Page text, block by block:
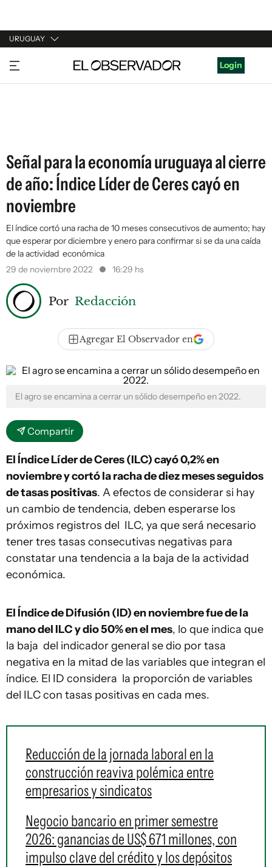
URUGUAY
URUGUAY
ARGENTINA
Login
Señal para la economía uruguaya al cierre
de año: Índice Líder de Ceres cayó en
noviembre
El índice cortó una racha de 10 meses consecutivos de aumento; hay
que esperar por diciembre y enero para confirmar si se da una caída
de la actividad económica
29 de noviembre 2022
16:29 hs
Por Redacción
Agregar El Observador en
El agro se encamina a cerrar un sólido desempeño en 2022.
Compartir
El Índice Líder de Ceres (ILC) cayó 0,2% en
noviembre y cortó la racha de diez meses seguidos
de tasas positivas. A efectos de considerar si hay
un cambio de tendencia, deben esperarse los
próximos registros del ILC, ya que será necesario
tener tres tasas consecutivas negativas para
constatar una tendencia a la baja de la actividad
económica.
El Índice de Difusión (ID) en noviembre fue de la
mano del ILC y dio 50% en el mes, lo que indica que
la baja del indicador general se dio por tasa
negativa en la mitad de las variables que integran el
índice. El ID considera la proporción de variables
del ILC con tasas positivas en cada mes.
Reducción de la jornada laboral en la
construcción reaviva polémica entre
empresarios y sindicatos
Negocio bancario en primer semestre
2026: ganancias de US$ 671 millones, con
impulso clave del crédito y los depósitos